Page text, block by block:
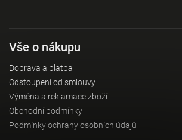
Vše o nákupu
Doprava a platba
Odstoupení od smlouvy
Výměna a reklamace zboží
Obchodní podmínky
Podmínky ochrany osobních údajů